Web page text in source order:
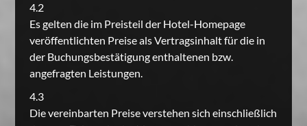
4.2
Es gelten die im Preisteil der Hotel-Homepage
veröffentlichten Preise als Vertragsinhalt für die in
der Buchungsbestätigung enthaltenen bzw.
angefragten Leistungen.
4.3
Die vereinbarten Preise verstehen sich einschließlich